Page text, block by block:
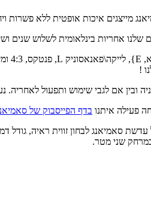
אחריות בינלאומית לשלוש שנים
!
ובין אם לגבי שימוש ותפעול
פעילה איתנו בדף הפייסבוק של
סאמיאנג לבחון זווית ראיה,